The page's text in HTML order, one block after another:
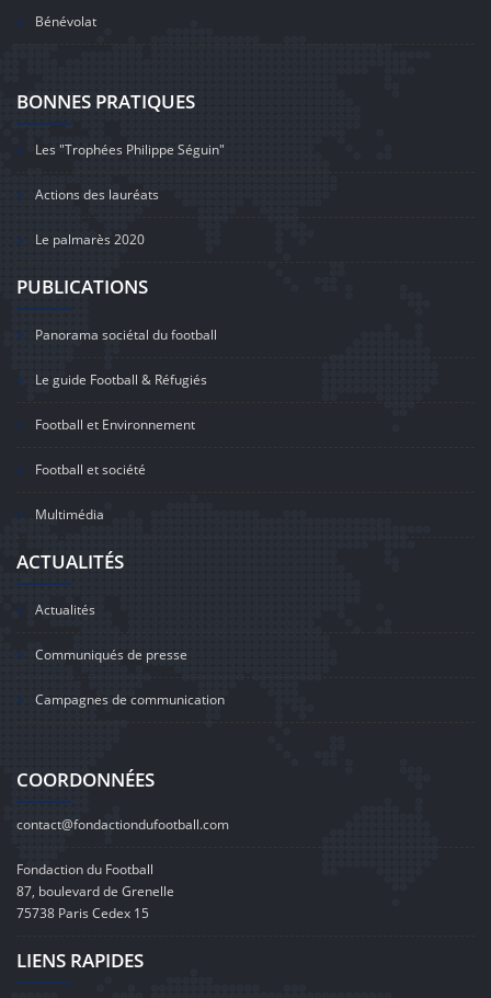
Bénévolat
BONNES PRATIQUES
Les "Trophées Philippe Séguin"
Actions des lauréats
Le palmarès 2020
PUBLICATIONS
Panorama sociétal du football
Le guide Football & Réfugiés
Football et Environnement
Football et société
Multimédia
ACTUALITÉS
Actualités
Communiqués de presse
Campagnes de communication
COORDONNÉES
contact@fondactiondufootball.com
Fondaction du Football
87, boulevard de Grenelle
75738 Paris Cedex 15
LIENS RAPIDES